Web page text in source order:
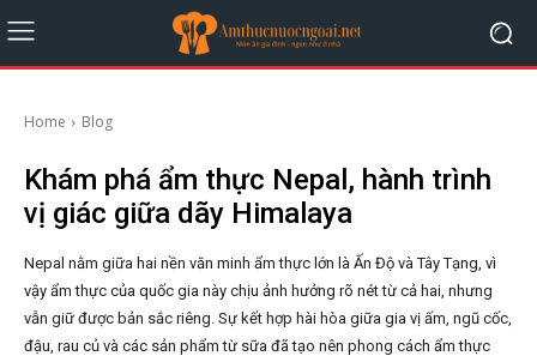
Home Blog
Khám phá ẩm thực Nepal, hành trình
vị giác giữa dãy Himalaya
Nepal nằm giữa hai nền văn minh ẩm thực lớn là Ấn Độ và Tây Tạng, vì
vậy ẩm thực của quốc gia này chịu ảnh hưởng rõ nét từ cả hai, nhưng
vẫn giữ được bản sắc riêng. Sự kết hợp hài hòa giữa gia vị ấm, ngũ cốc,
đậu, rau củ và các sản phẩm từ sữa đã tạo nên phong cách ẩm thực